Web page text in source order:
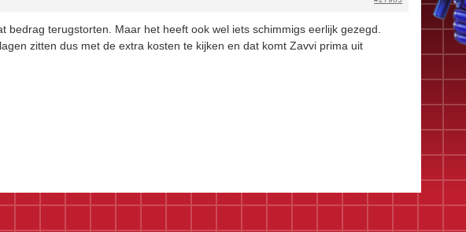
bedrag terugstorten. Maar het heeft ook wel iets schimmigs eerlijk gezegd.
zitten dus met de extra kosten te kijken en dat komt Zavvi prima uit